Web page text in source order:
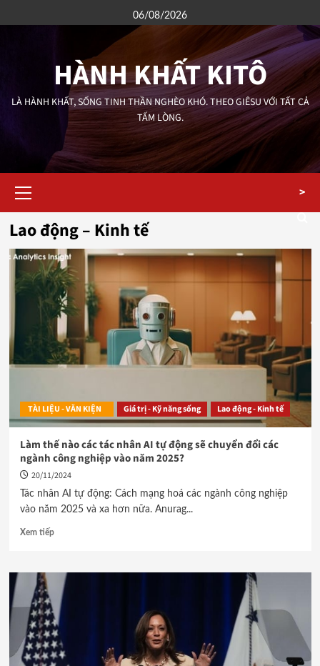
to
06/08/2026
HÀNH KHẤT KITÔ
LÀ HÀNH KHẤT, SỐNG TINH THẦN NGHÈO KHÓ. THEO GIÊSU VỚI TẤT CẢ
TẤM LÒNG.
Menu
>
Lao động – Kinh tế
TÀI LIỆU - VĂN KIỆN Giá trị - Kỹ năng sống Lao động - Kinh tế
Làm thế nào các tác nhân AI tự động sẽ chuyển đổi các
ngành công nghiệp vào năm 2025?
20/11/2024
Tác nhân AI tự động: Cách mạng hoá các ngành công nghiệp
vào năm 2025 và xa hơn nữa. Anurag...
Xem tiếp